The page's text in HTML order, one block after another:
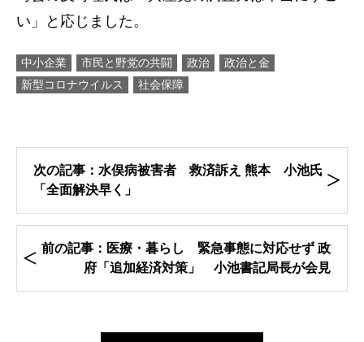
い」と応じました。
中小企業 市民と野党の共闘 政治
政治と金
新型コロナウイルス
社会保障
次の記事：水俣病被害者 救済訴え 熊本 小池氏
「全面解決早く」
前の記事：医療・暮らし 緊急事態に対応せず 政
府「追加経済対策」 小池書記局長が会見